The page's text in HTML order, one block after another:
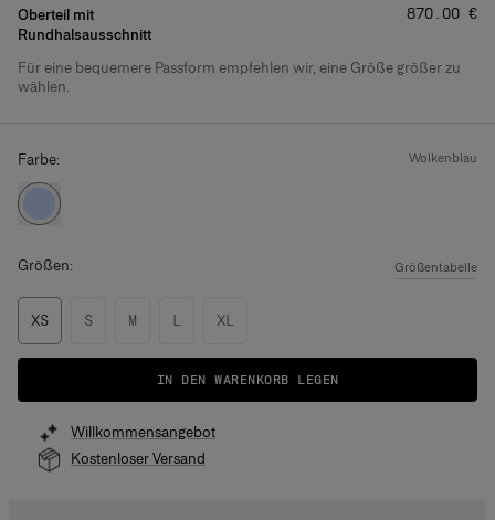
Oberteil mit
Rundhalsausschnitt
Preis:
‌870.00 €
Produktdetails
Für eine bequemere Passform empfehlen wir, eine Größe größer zu
wählen.
Farbe: wolkenblau
Größen: Größentabelle
XS S M L XL
IN DEN WARENKORB LEGEN
Willkommensangebot
Kostenloser Versand